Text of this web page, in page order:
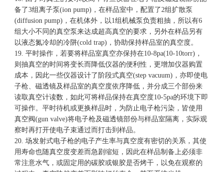
备了3组离子泵(ion pump)，在样品室中，配置了2组扩散泵
(diffusion pump)，在机体外，以1组机械泵负责粗抽，所以有6
组大小不同的真空泵来达成超高真空的要求，另外在样品另有
以液态氮冷却的冷阱(cold trap)，协助保持样品室的真空度。
19. 平时操作，若要将样品室真空亦保持在10-8pa(10-10torr)，
则抽真空的时间将变长而降低仪器的便利性，更增加仪器购置
成本，因此一些仪器设计了阶段式真空(step vacuum)，亦即使电
子枪、磁透镜及样品室的真空度依序降低，并分成三个部份来
读取真空计读数，如此可将样品保持在真空度10-5pa的环境下即
可操作。平时待机或更换样品时，为防止电子枪污染，皆使用
真空阀(gun valve)将电子枪及磁透镜部份与样品室隔离，实际观
察时再打开使电子束通过而打击到样品。
20. 场发射式电子枪的电子产生率与真空度有密切的关系，其使
用寿命也随真空度变差而急剧缩短，因此在样品制备上必须非
常注意水气，或固定用的碳胶或银胶是否烤干，以免在观察的